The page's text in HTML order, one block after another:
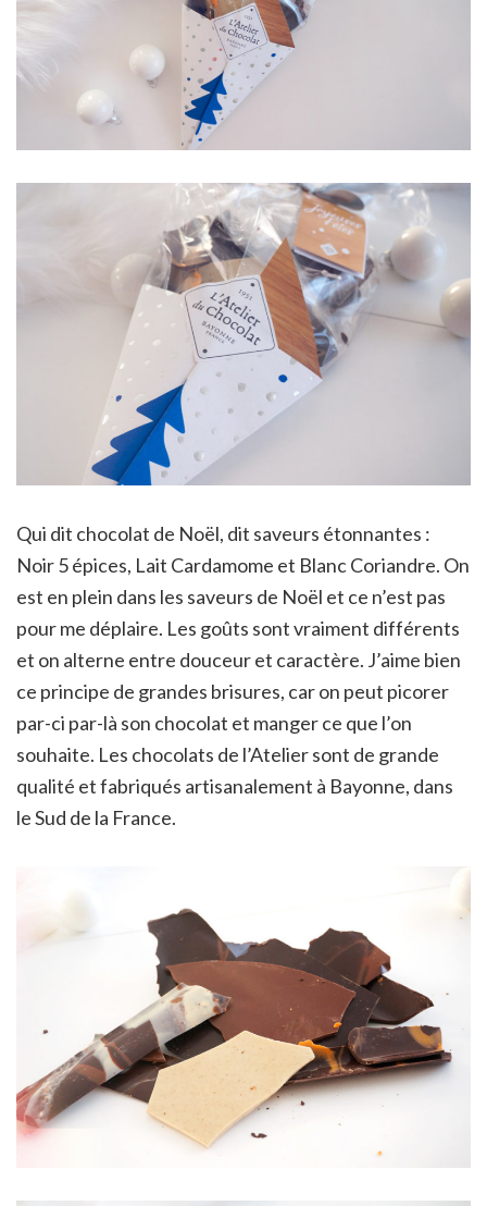
Qui dit chocolat de Noël, dit saveurs étonnantes :
Noir 5 épices, Lait Cardamome et Blanc Coriandre. On
est en plein dans les saveurs de Noël et ce n’est pas
pour me déplaire. Les goûts sont vraiment différents
et on alterne entre douceur et caractère. J’aime bien
ce principe de grandes brisures, car on peut picorer
par-ci par-là son chocolat et manger ce que l’on
souhaite. Les chocolats de l’Atelier sont de grande
qualité et fabriqués artisanalement à Bayonne, dans
le Sud de la France.